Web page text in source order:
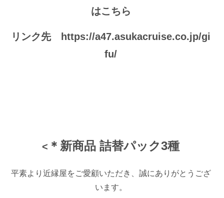
はこちら
リンク先 https://a47.asukacruise.co.jp/gi
fu/
< ＊新商品 詰替パック3種
平素より近縁屋をご愛顧いただき、誠にありがとうござ
います。